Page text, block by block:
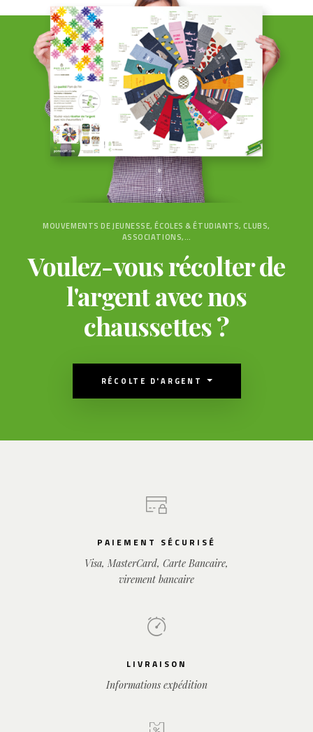
MOUVEMENTS DE JEUNESSE, ÉCOLES & ÉTUDIANTS, CLUBS,
ASSOCIATIONS,…
Voulez-vous récolter de
l'argent avec nos
chaussettes ?
RÉCOLTE D'ARGENT
PAIEMENT SÉCURISÉ
Visa, MasterCard, Carte Bancaire,
virement bancaire
LIVRAISON
Informations expédition